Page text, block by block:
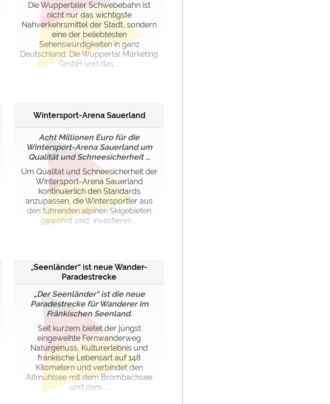
Die Wuppertaler Schwebebahn ist
nicht nur das wichtigste
Nahverkehrsmittel der Stadt, sondern
eine der beliebtesten
Sehenswürdigkeiten in ganz
Deutschland. Die Wuppertal Marketing
GmbH und das ...
Wintersport-Arena Sauerland
Acht Millionen Euro für die
Wintersport-Arena Sauerland um
Qualität und Schneesicherheit ...
Um Qualität und Schneesicherheit der
Wintersport-Arena Sauerland
kontinuierlich den Standards
anzupassen, die Wintersportler aus
den führenden alpinen Skigebieten
gewohnt sind, investieren ...
„Seenländer“ ist neue Wander-
Paradestrecke
„Der Seenländer“ ist die neue
Paradestrecke für Wanderer im
Fränkischen Seenland.
Seit kurzem bietet der jüngst
eingeweihte Fernwanderweg
Naturgenuss, Kulturerlebnis und
fränkische Lebensart auf 148
Kilometern und verbindet den
Altmühlsee mit dem Brombachsee
und dem ...